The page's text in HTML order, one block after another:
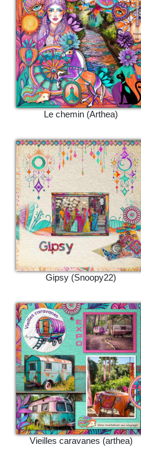
Le chemin (Arthea)
Gipsy (Snoopy22)
Vieilles caravanes (arthea)